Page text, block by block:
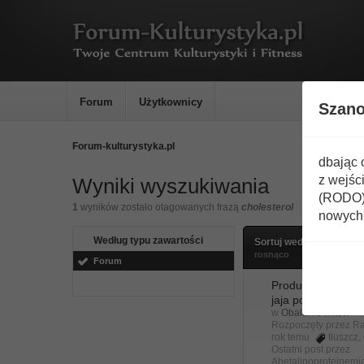
Forum Użytkownicy
Forum-kulturystyka.pl
Wyniki wyszukiwania
1 wyników zostało otagowanych frazącholesterol
Według typu zawartości
Forum
Sortuj według
rosnąco
Produkty
jaja podnoszą
w Obalanie mitów
Rozpoczęty przez
rok temu
tłuszcz,
Ostatni post przez
dbając
z